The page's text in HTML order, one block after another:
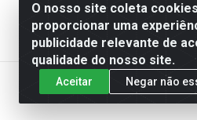
O nosso site coleta
proporcionar uma
publicidade relevante de
qualidade do nosso site.
Aceitar Negar não
Rymo